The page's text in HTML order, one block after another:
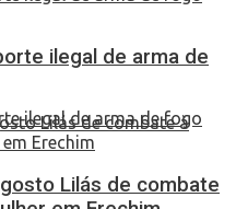
ilegal de arma de
Lilás de combate